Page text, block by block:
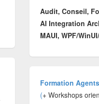
Audit, Conseil,
AI Integration
MAUI, WPF/
Formation
(+ Workshops